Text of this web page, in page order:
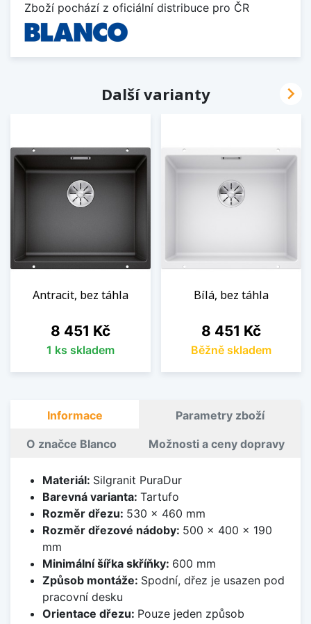
Zboží pochází z oficiální distribuce pro ČR
Další varianty
Antracit, bez táhla
Cena
8 451 Kč
1 ks skladem
Bílá, bez táhla
Cena
8 451 Kč
Běžně skladem

Informace Parametry zboží
O značce Blanco Možnosti a ceny dopravy
Materiál: Silgranit PuraDur
Barevná varianta: Tartufo
Rozměr dřezu: 530 x 460 mm
Rozměr dřezové nádoby: 500 x 400 x 190
mm
Minimální šířka skříňky: 600 mm
Způsob montáže: Spodní, dřez je usazen pod
pracovní desku
Orientace dřezu: Pouze jeden způsob